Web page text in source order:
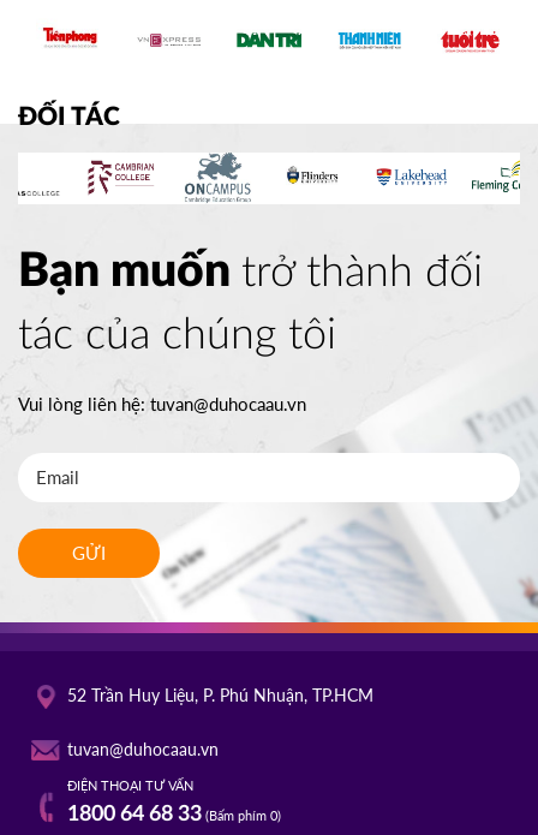
ĐỐI TÁC
Bạn muốn trở thành đối
tác của chúng tôi
Vui lòng liên hệ:tuvan@duhocaau.vn
GỬI
52 Trần Huy Liệu, P. Phú Nhuận, TP.HCM
tuvan@duhocaau.vn
ĐIỆN THOẠI TƯ VẤN
1800 64 68 33(Bấm phím 0)